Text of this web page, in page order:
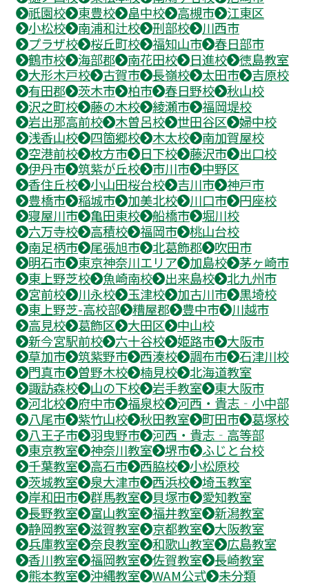
祇園校
東豊校 畠中校 高槻市
江東区
小松校
南浦和辻校 刑部校
川西市
プラザ校
桜丘町校 福知山市
春日部市
鶴市校
海部郡 南花田校 日進校
徳島教室
大形木戸校
古賀市 長嶺校 太田市
吉原校
有田郡
茨木市 柏市 春日野校
秋山校
沢之町校
藤の木校 綾瀬市
福岡堤校
岩出那高前校
木曽呂校 世田谷区
婦中校
浅香山校
四箇郷校 木太校
南加賀屋校
空港前校
枚方市 日下校 藤沢市
出口校
伊丹市
筑紫が丘校 市川市
中野区
香住丘校
小山田桜台校 吉川市
神戸市
豊橋市
稲城市 加美北校 川口市
円座校
寝屋川市
亀田東校 船橋市
堀川校
六万寺校
高積校 福岡市
桃山台校
南足柄市
尾張旭市 北葛飾郡
吹田市
明石市
東京神奈川エリア 加島校
茅ヶ崎市
東上野芝校
魚崎南校 出来島校
北九州市
宮前校
川永校 玉津校 加古川市
黒埼校
東上野芝-高校部
糟屋郡 豊中市
川越市
高見校
葛飾区 大田区
中山校
新今宮駅前校
六十谷校 姫路市
大阪市
草加市
筑紫野市 西湊校 調布市
石津川校
門真市
曽野木校 楠見校
北海道教室
諏訪森校
山の下校 岩手教室
東大阪市
河北校
府中市 福泉校
河西・貴志‐小中部
八尾市
紫竹山校 秋田教室 町田市
葛塚校
八王子市
羽曳野市
河西・貴志‐高等部
東京教室
神奈川教室 堺市
ふじと台校
千葉教室
高石市 西脇校
小松原校
茨城教室
泉大津市 西浜校
埼玉教室
岸和田市
群馬教室 貝塚市
愛知教室
長野教室
富山教室 福井教室
新潟教室
静岡教室
滋賀教室 京都教室
大阪教室
兵庫教室
奈良教室 和歌山教室
広島教室
香川教室
福岡教室 佐賀教室
長崎教室
熊本教室
沖縄教室 WAM公式 未分類